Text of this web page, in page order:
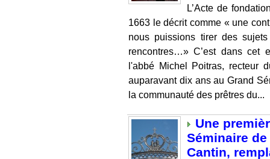
L’Acte de
1663 le décrit comme « une
nous puissions tirer des
rencontres…» C’est dans cet
l'abbé Michel Poitras, recteur
auparavant dix ans au Grand
la communauté des prêtres du...
Une
Séminaire
Cantin,